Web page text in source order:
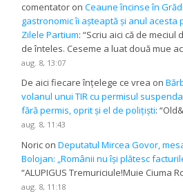
comentator onCeaune încinse în
gastronomic îi așteaptă și anul acesta
Zilele Partium: “Scriu aici că de meciul
de înteles. Ceseme a luat două mue
aug. 8, 13:07
De aici fiecare înțelege ce vrea on
volanul unui TIR cu permisul
fără permis, oprit și el de polițiști: “
aug. 8, 11:43
Noric onDeputatul Mircea Govor,
Bolojan: „Românii nu își plătesc
“ALUPIGUS Tremuriciule!Muie Ciuma
aug. 8, 11:18